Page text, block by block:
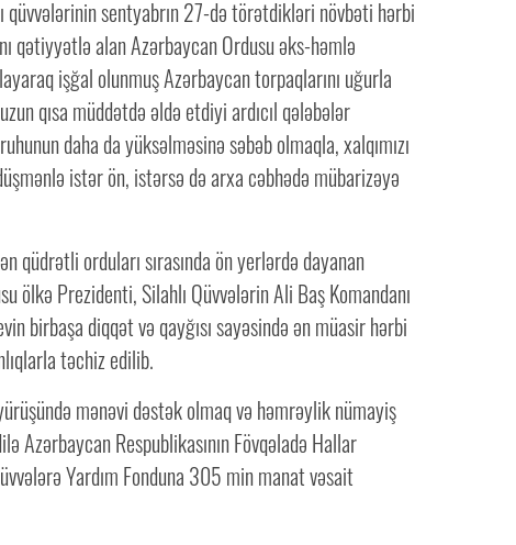
qüvvələrinin sentyabrın 27-də törətdikləri növbəti hərbi
qətiyyətlə alan Azərbaycan Ordusu əks-həmlə
işğal olunmuş Azərbaycan torpaqlarını uğurla
qısa müddətdə əldə etdiyi ardıcıl qələbələr
daha da yüksəlməsinə səbəb olmaqla, xalqımızı
istər ön, istərsə də arxa cəbhədə mübarizəyə
qüdrətli orduları sırasında ön yerlərdə dayanan
ölkə Prezidenti, Silahlı Qüvvələrin Ali Baş Komandanı
birbaşa diqqət və qayğısı sayəsində ən müasir hərbi
təchiz edilib.
mənəvi dəstək olmaq və həmrəylik nümayiş
Azərbaycan Respublikasının Fövqəladə Hallar
Yardım Fonduna 305 min manat vəsait